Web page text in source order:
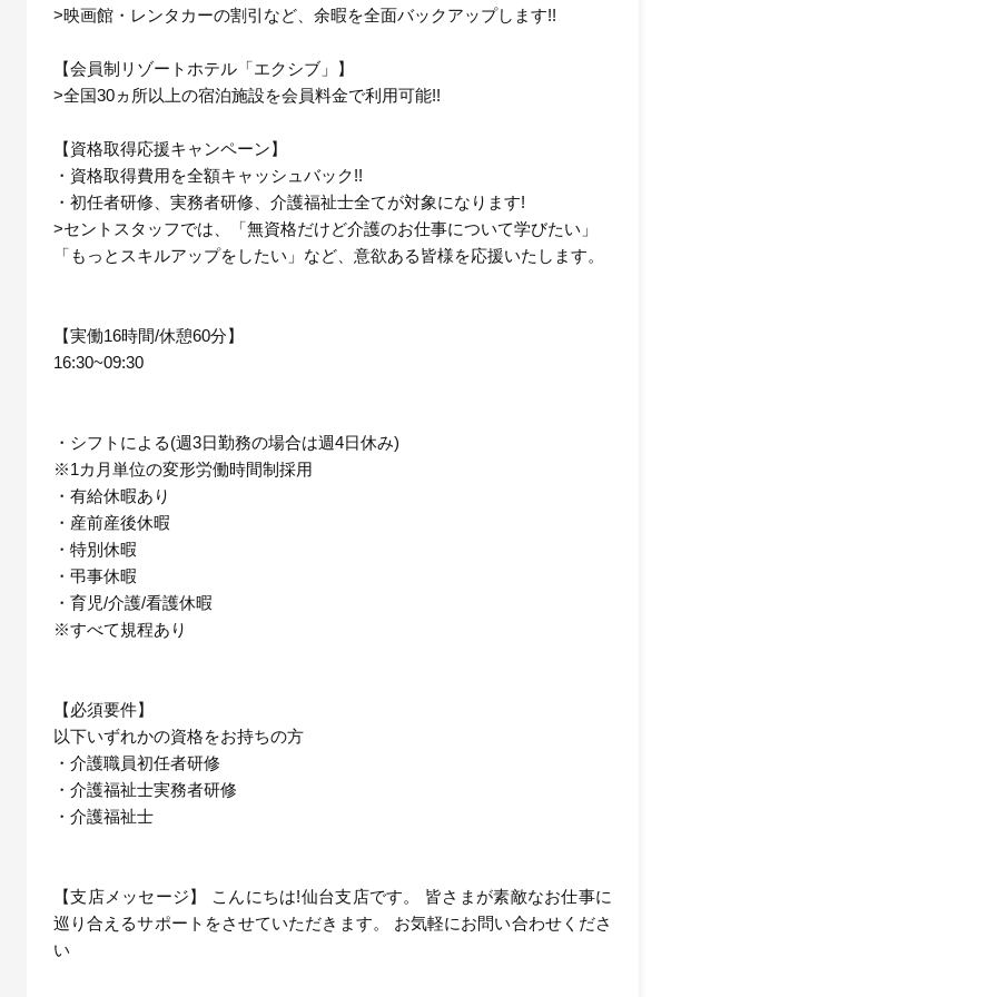
>映画館・レンタカーの割引など、余暇を全面バックアップします!!
【会員制リゾートホテル「エクシブ」】
>全国30ヵ所以上の宿泊施設を会員料金で利用可能!!
【資格取得応援キャンペーン】
・資格取得費用を全額キャッシュバック!!
・初任者研修、実務者研修、介護福祉士全てが対象になります!
>セントスタッフでは、「無資格だけど介護のお仕事について学びたい」
「もっとスキルアップをしたい」など、意欲ある皆様を応援いたします。
【実働16時間/休憩60分】
16:30~09:30
・シフトによる(週3日勤務の場合は週4日休み)
※1カ月単位の変形労働時間制採用
・有給休暇あり
・産前産後休暇
・特別休暇
・弔事休暇
・育児/介護/看護休暇
※すべて規程あり
【必須要件】
以下いずれかの資格をお持ちの方
・介護職員初任者研修
・介護福祉士実務者研修
・介護福祉士
【支店メッセージ】 こんにちは!仙台支店です。 皆さまが素敵なお仕事に
巡り合えるサポートをさせていただきます。 お気軽にお問い合わせくださ
い